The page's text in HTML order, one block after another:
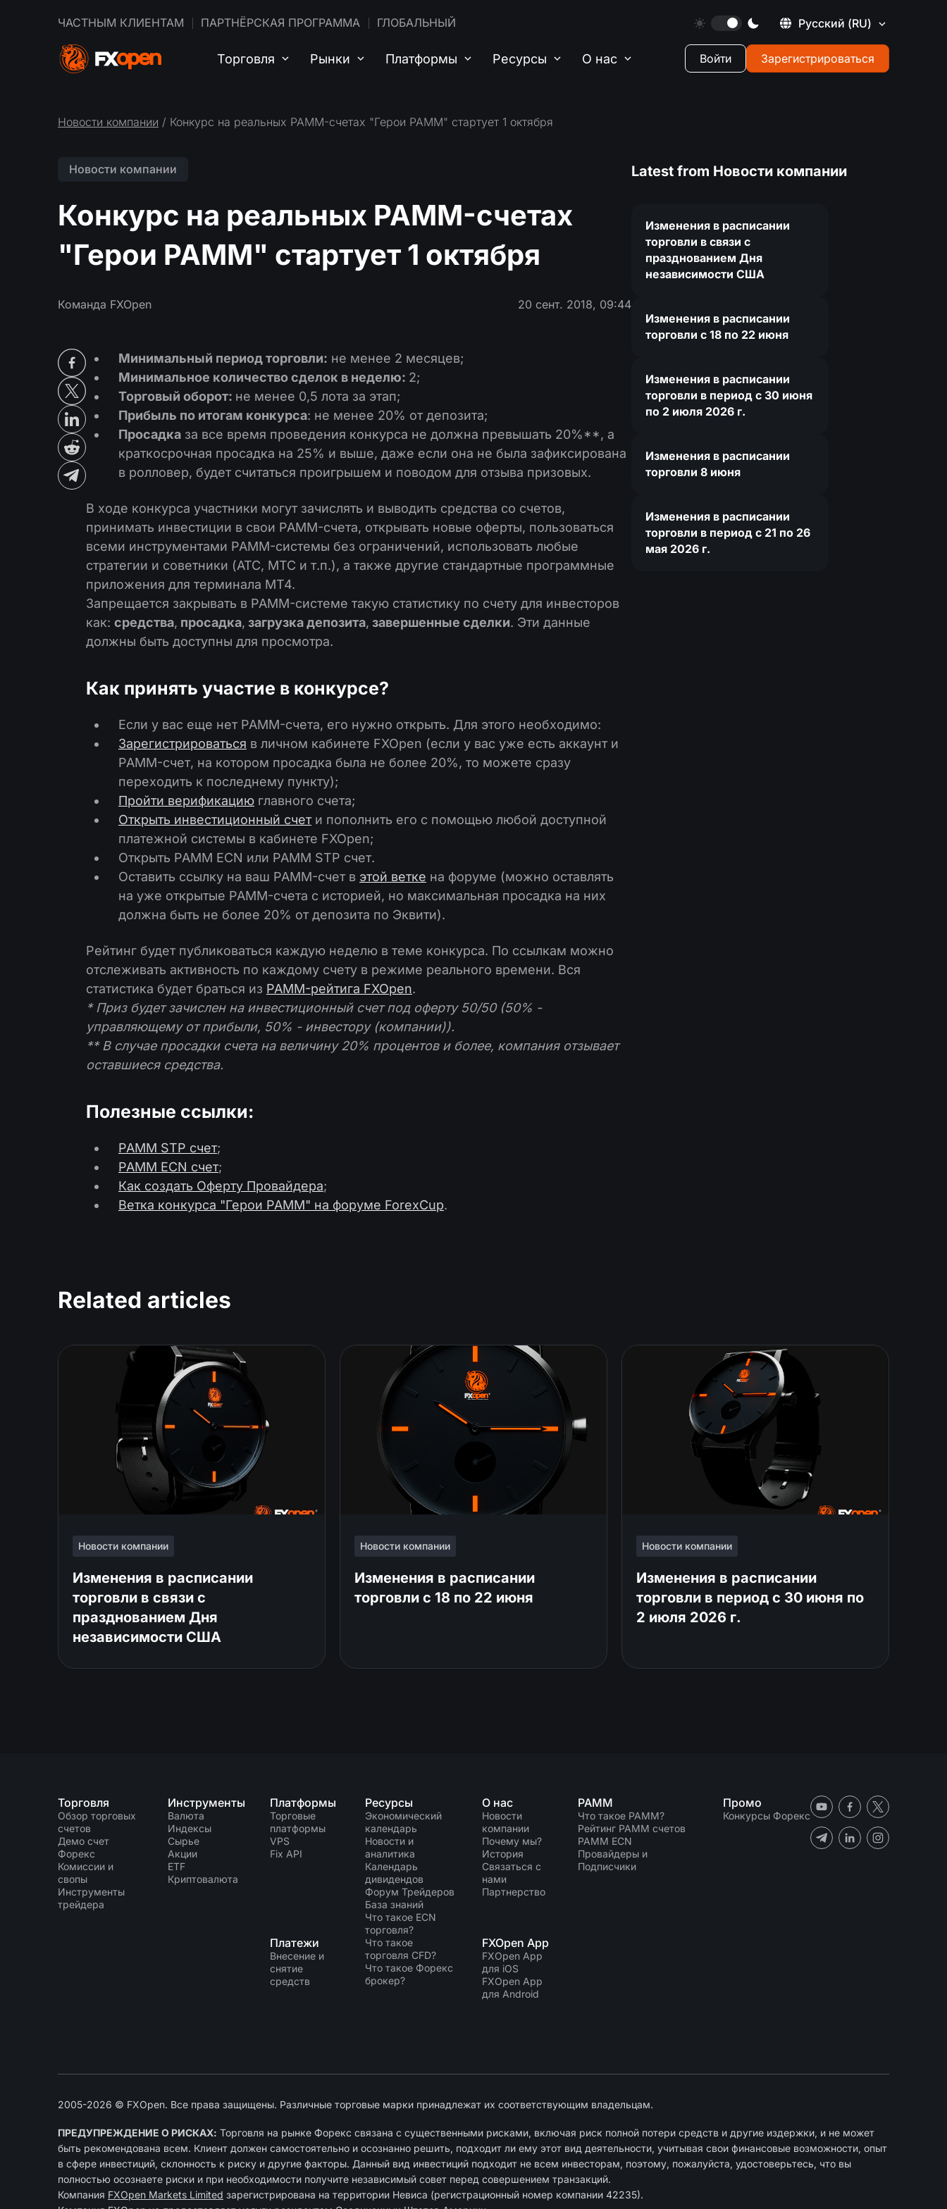
ЧАСТНЫМ КЛИЕНТАМ ПАРТНЁРСКАЯ ПРОГРАММА ГЛОБАЛЬНЫЙ Русский (RU)
Торговля Рынки Платформы Ресурсы О нас Войти Зарегистрироваться
Новости компании / Конкурс на реальных PAMM-счетах "Герои PAMM" стартует 1 октября
Новости компании
Конкурс на реальных PAMM-счетах
"Герои PAMM" стартует 1 октября
Команда FXOpen 20 сент. 2018, 09:44
Минимальный период торговли: не менее 2 месяцев;
Минимальное количество сделок в неделю: 2;
Торговый оборот: не менее 0,5 лота за этап;
Прибыль по итогам конкурса: не менее 20% от депозита;
Просадка за все время проведения конкурса не должна превышать 20%**, а
краткосрочная просадка на 25% и выше, даже если она не была зафиксирована
в ролловер, будет считаться проигрышем и поводом для отзыва призовых.
В ходе конкурса участники могут зачислять и выводить средства со счетов,
принимать инвестиции в свои PAMM-счета, открывать новые оферты, пользоваться
всеми инструментами PAMM-системы без ограничений, использовать любые
стратегии и советники (АТС, МТС и т.п.), а также другие стандартные программные
приложения для терминала MT4.
Запрещается закрывать в PAMM-системе такую статистику по счету для инвесторов
как: средства, просадка, загрузка депозита, завершенные сделки. Эти данные
должны быть доступны для просмотра.
Как принять участие в конкурсе?
Если у вас еще нет PAMM-счета, его нужно открыть. Для этого необходимо:
Зарегистрироваться в личном кабинете FXOpen (если у вас уже есть аккаунт и
PAMM-счет, на котором просадка была не более 20%, то можете сразу
переходить к последнему пункту);
Пройти верификацию главного счета;
Открыть инвестиционный счети пополнить его с помощью любой доступной
платежной системы в кабинете FXOpen;
Открыть PAMM ECN или PAMM STP счет.
Оставить ссылку на ваш PAMM-счет в этой ветке на форуме (можно оставлять
на уже открытые PAMM-счета с историей, но максимальная просадка на них
должна быть не более 20% от депозита по Эквити).
Рейтинг будет публиковаться каждую неделю в теме конкурса. По ссылкам можно
отслеживать активность по каждому счету в режиме реального времени. Вся
статистика будет браться из PAMM-рейтига FXOpen.
* Приз будет зачислен на инвестиционный счет под оферту 50/50 (50% -
управляющему от прибыли, 50% - инвестору (компании)).
** В случае просадки счета на величину 20% процентов и более, компания отзывает
оставшиеся средства.
Полезные ссылки:
PAMM STP счет;
PAMM ECN счет;
Как создать Оферту Провайдера;
Ветка конкурса "Герои PAMM" на форуме ForexCup.
Latest from Новости компании
Изменения в расписании
торговли в связи с
празднованием Дня
независимости США
Изменения в расписании
торговли c 18 по 22 июня
Изменения в расписании
торговли в период с 30 июня
по 2 июля 2026 г.
Изменения в расписании
торговли 8 июня
Изменения в расписании
торговли в период с 21 по 26
мая 2026 г.
Related articles
Новости компании
Изменения в расписании
торговли в связи с
празднованием Дня
независимости США
Новости компании
Изменения в расписании
торговли c 18 по 22 июня
Новости компании
Изменения в расписании
торговли в период с 30 июня по
2 июля 2026 г.
Торговля
Обзор торговых
счетов
Демо счет
Форекс
Комиссии и
свопы
Инструменты
трейдера
Инструменты
Валюта
Индексы
Сырье
Акции
ETF
Криптовалюта
Платформы
Торговые
платформы
VPS
Fix API
Платежи
Внесение и
снятие
средств
Ресурсы
Экономический
календарь
Новости и
аналитика
Календарь
дивидендов
Форум Трейдеров
База знаний
Что такое ECN
торговля?
Что такое
торговля CFD?
Что такое Форекс
брокер?
О нас
Новости
компании
Почему мы?
История
Связаться с
нами
Партнерство
FXOpen App
FXOpen App
для iOS
FXOpen App
для Android
PAMM
Что такое PAMM?
Рейтинг PAMM счетов
PAMM ECN
Провайдеры и
Подписчики
Промо
Конкурсы Форекс
2005-2026 © FXOpen. Все права защищены. Различные торговые марки принадлежат их соответствующим владельцам.
ПРЕДУПРЕЖДЕНИЕ О РИСКАХ: Торговля на рынке Форекс связана с существенными рисками, включая риск полной потери средств и другие издержки, и не может
быть рекомендована всем. Клиент должен самостоятельно и осознанно решить, подходит ли ему этот вид деятельности, учитывая свои финансовые возможности, опыт
в сфере инвестиций, склонность к риску и другие факторы. Данный вид инвестиций подходит не всем инвесторам, поэтому, пожалуйста, удостоверьтесь, что вы
полностью осознаете риски и при необходимости получите независимый совет перед совершением транзакций.
Компания FXOpen Markets Limited зарегиcтрирована на территории Невиса (регистрационный номер компании 42235).